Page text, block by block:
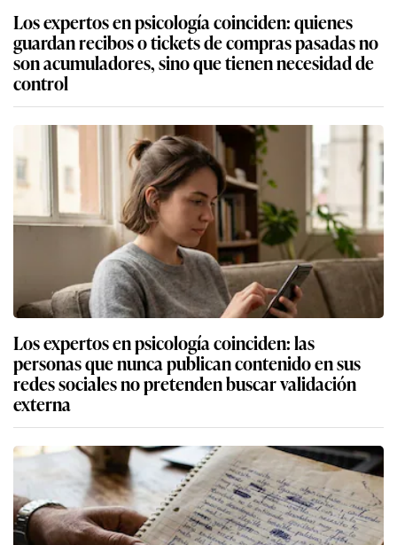
Los expertos en psicología coinciden: quienes
guardan recibos o tickets de compras pasadas no
son acumuladores, sino que tienen necesidad de
control
Los expertos en psicología coinciden: las
personas que nunca publican contenido en sus
redes sociales no pretenden buscar validación
externa